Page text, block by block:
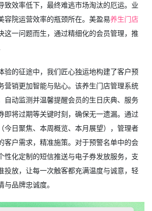
致效率低下，最终难逃市场淘汰的厄运。业
容院运营效率的瓶颈所在。美盈易养生门店
这一问题而生，通过精细化的会员管理，推
验的征途中，我们匠心独运地构建了客户预
营销更加智能与贴心。该养生门店管理系统
自动监测并温馨提醒会员的生日庆典、服务
即将过期等关键时刻，确保无一遗漏。通过
今日聚焦、本周概览、本月展望），管理者
客户需求，精准施策。对于预警名单中的会
性化定制的短信推送与电子券发放服务，支
投放，让每一次触客都充满温度与诚意，轻
品牌忠诚度。